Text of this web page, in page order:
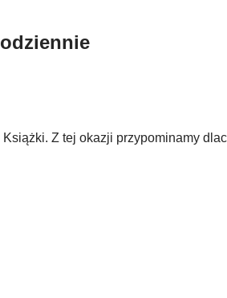
Z tej okazji przypominamy